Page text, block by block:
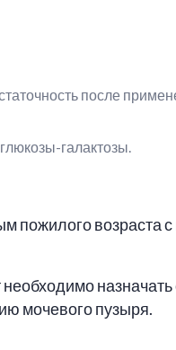
после
галактозы.
пожилого возраста
назначать
мочевого пузыря.